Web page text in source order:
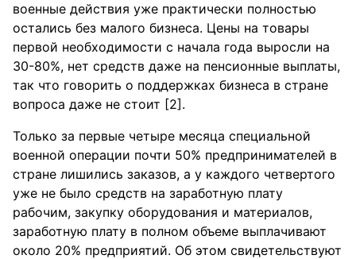
военные действия уже практически полностью
остались без малого бизнеса. Цены на товары
первой необходимости с начала года выросли на
30-80%, нет средств даже на пенсионные выплаты,
так что говорить о поддержках бизнеса в стране
вопроса даже не стоит [2].
Только за первые четыре месяца специальной
военной операции почти 50% предпринимателей в
стране лишились заказов, а у каждого четвертого
уже не было средств на заработную плату
рабочим, закупку оборудования и материалов,
заработную плату в полном объеме выплачивают
около 20% предприятий. Об этом свидетельствуют